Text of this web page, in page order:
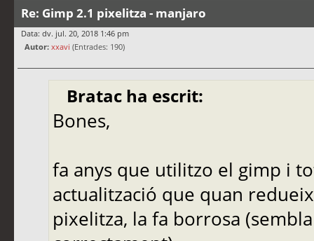
Re: Gimp 2.1 pixelitza - manjaro
Data: dv. jul. 20, 2018 1:46 pm
Autor: xxavi (Entrades: 190)
Bratac ha escrit:
Bones,
fa anys que utilitzo el gimp i
actualització que quan
pixelitza, la fa borrosa